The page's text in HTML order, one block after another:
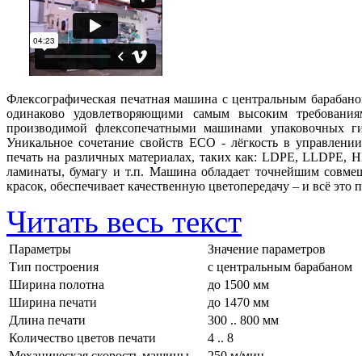
Флексографическая печатная машина с центральным
одинаково удовлетворяющими самым высоким
производимой флексопечатными машинами упаковочных
Уникальное сочетание свойств ECO - лёгкость в
печать на различных материалах, таких как: LDPE, LLDPE,
ламинаты, бумагу и т.п. Машина обладает точнейшим
красок, обеспечивает качественную цветопередачу – и всё
Читать весь текст
Параметры
Значение параметров
Тип построения
с центральным барабаном
Ширина полотна
до 1500 мм
Ширина печати
до 1470 мм
Длина печати
300 .. 800 мм
Количество цветов печати
4 .. 8